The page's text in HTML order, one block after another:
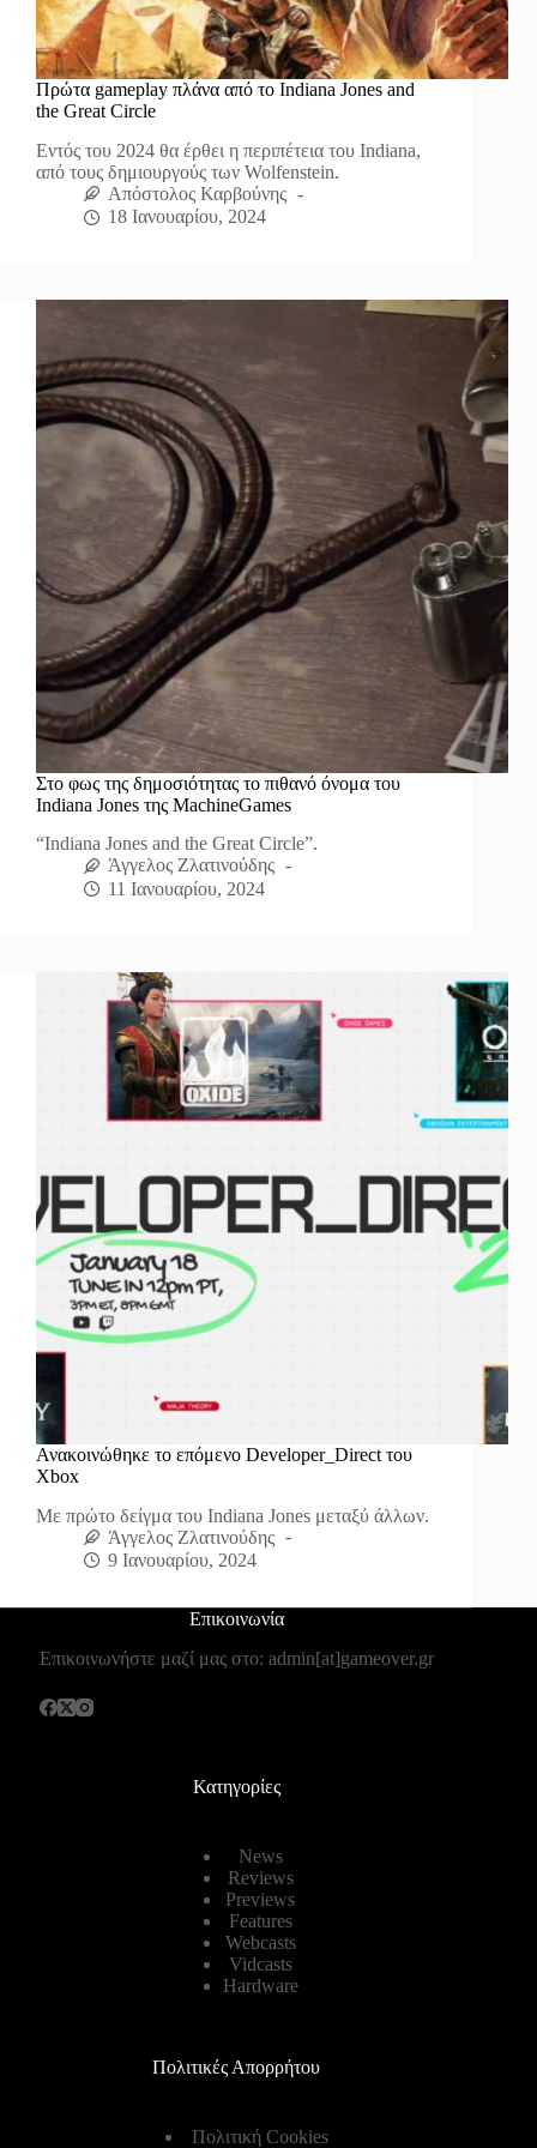
Πρώτα gameplay πλάνα από το Indiana Jones and
the Great Circle
Εντός του 2024 θα έρθει η περιπέτεια του Indiana,
από τους δημιουργούς των Wolfenstein.
Απόστολος Καρβούνης
18 Ιανουαρίου, 2024
Στο φως της δημοσιότητας το πιθανό όνομα του
Indiana Jones της MachineGames
“Indiana Jones and the Great Circle”.
Άγγελος Ζλατινούδης
11 Ιανουαρίου, 2024
Ανακοινώθηκε το επόμενο Developer_Direct του
Xbox
Με πρώτο δείγμα του Indiana Jones μεταξύ άλλων.
Άγγελος Ζλατινούδης
9 Ιανουαρίου, 2024
Επικοινωνία
Επικοινωνήστε μαζί μας στο: admin[at]gameover.gr
Κατηγορίες
News
Reviews
Previews
Features
Webcasts
Vidcasts
Hardware
Πολιτικές Απορρήτου
Πολιτική Cookies